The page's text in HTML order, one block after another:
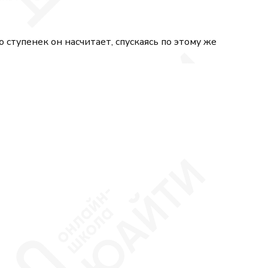
он насчитает, спускаясь по этому же
+ \tfrac{4}{15}\right) -47}{7 -